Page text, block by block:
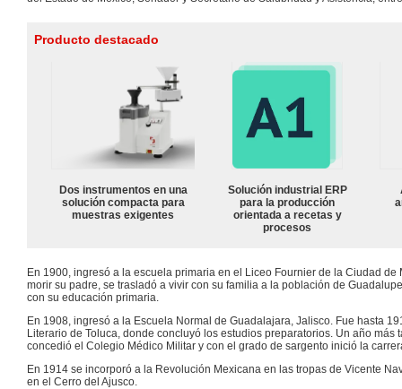
Producto destacado
Dos instrumentos en una
solución compacta para
muestras exigentes
Solución industrial ERP
para la producción
orientada a recetas y
procesos
En 1900, ingresó a la escuela primaria en el Liceo Fournier de la Ciudad de
morir su padre, se trasladó a vivir con su familia a la población de
con su educación primaria.
En 1908, ingresó a la Escuela Normal de Guadalajara, Jalisco. Fue hasta
Literario de Toluca, donde concluyó los estudios preparatorios. Un año más
concedió el Colegio Médico Militar y con el grado de sargento inició la
En 1914 se incorporó a la Revolución Mexicana en las tropas de Vicente
en el Cerro del Ajusco.